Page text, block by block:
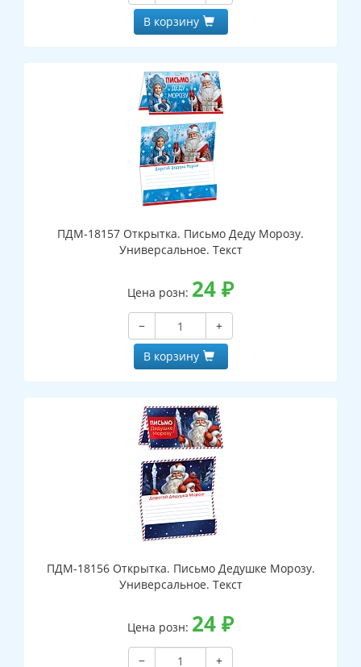
В корзину
ПДМ-18157 Открытка. Письмо Деду Морозу.
Универсальное. Текст
Цена розн: 24₽
−
+
В корзину
ПДМ-18156 Открытка. Письмо Дедушке Морозу.
Универсальное. Текст
Цена розн: 24₽
−
+